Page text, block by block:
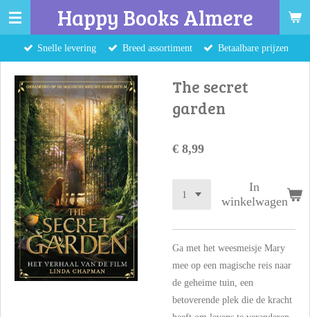
Ga
naar
hoofdinhoud
Happy Books Almere
Snelle levering Breed assortiment Betaalbare prijzen
The secret
garden
€ 8,99
In
winkelwagen
Ga met het weesmeisje Mary
mee op een magische reis naar
de geheime tuin, een
betoverende plek die de kracht